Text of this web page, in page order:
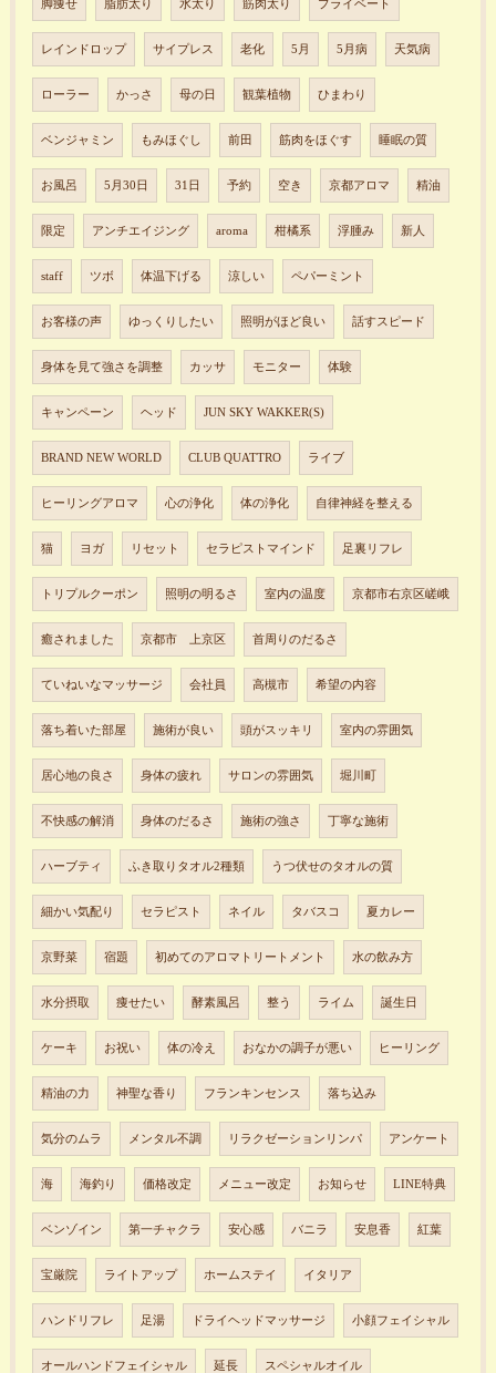
脚痩せ 脂肪太り 水太り 筋肉太り プライベート
レインドロップ サイプレス 老化 5月 5月病 天気病
ローラー かっさ 母の日 観葉植物 ひまわり
ベンジャミン もみほぐし 前田 筋肉をほぐす 睡眠の質
お風呂 5月30日 31日 予約 空き 京都アロマ 精油
限定 アンチエイジング aroma 柑橘系 浮腫み 新人
staff ツボ 体温下げる 涼しい ペパーミント
お客様の声 ゆっくりしたい 照明がほど良い 話すスピード
身体を見て強さを調整 カッサ モニター 体験
キャンペーン ヘッド JUN SKY WAKKER(S)
BRAND NEW WORLD CLUB QUATTRO ライブ
ヒーリングアロマ 心の浄化 体の浄化 自律神経を整える
猫 ヨガ リセット セラピストマインド 足裏リフレ
トリプルクーポン 照明の明るさ 室内の温度 京都市右京区嵯峨
癒されました 京都市 上京区 首周りのだるさ
ていねいなマッサージ 会社員 高槻市 希望の内容
落ち着いた部屋 施術が良い 頭がスッキリ 室内の雰囲気
居心地の良さ 身体の疲れ サロンの雰囲気 堀川町
不快感の解消 身体のだるさ 施術の強さ 丁寧な施術
ハーブティ ふき取りタオル2種類 うつ伏せのタオルの質
細かい気配り セラピスト ネイル タバスコ 夏カレー
京野菜 宿題 初めてのアロマトリートメント 水の飲み方
水分摂取 痩せたい 酵素風呂 整う ライム 誕生日
ケーキ お祝い 体の冷え おなかの調子が悪い ヒーリング
精油の力 神聖な香り フランキンセンス 落ち込み
気分のムラ メンタル不調 リラクゼーションリンパ アンケート
海 海釣り 価格改定 メニュー改定 お知らせ LINE特典
ベンゾイン 第一チャクラ 安心感 バニラ 安息香 紅葉
宝厳院 ライトアップ ホームステイ イタリア
ハンドリフレ 足湯 ドライヘッドマッサージ 小顔フェイシャル
オールハンドフェイシャル 延長 スペシャルオイル